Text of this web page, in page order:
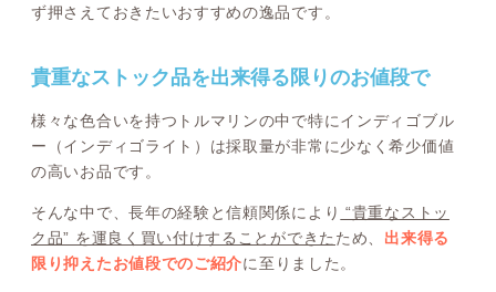
ず押さえておきたいおすすめの逸品です。
貴重なストック品を出来得る限りのお値段で
様々な色合いを持つトルマリンの中で特にインディゴブル
ー（インディゴライト）は採取量が非常に少なく希少価値
の高いお品です。
そんな中で、長年の経験と信頼関係により “貴重なストッ
ク品” を運良く買い付けすることができた ため、 出来得る
限り抑えたお値段でのご紹介に至りました。